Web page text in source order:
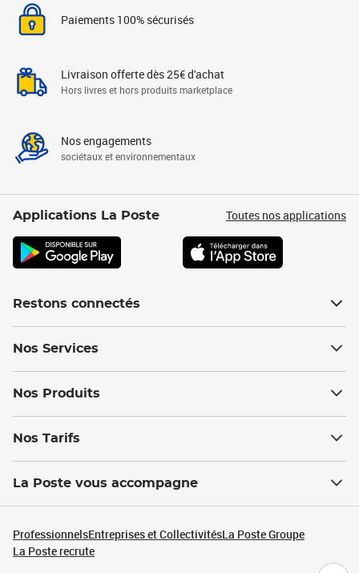
Paiements 100% sécurisés
Livraison offerte dès 25€ d'achat
Hors livres et hors produits marketplace
Nos engagements
sociétaux et environnementaux
Applications La Poste Toutes nos applications
Restons connectés
Nos Services
Nos Produits
Nos Tarifs
La Poste vous accompagne
ProfessionnelsEntreprises et CollectivitésLa Poste Groupe
La Poste recrute